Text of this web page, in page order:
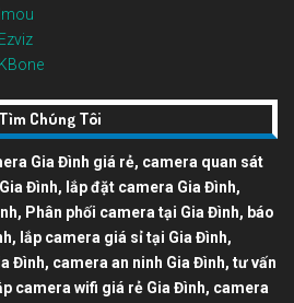
Tìm Chúng Tôi
Gia Đình giá rẻ, camera quan sát
Đình, lắp đặt camera Gia Đình,
Phân phối camera tại Gia Đình, báo
lắp camera giá sỉ tại Gia Đình,
Đình, camera an ninh Gia Đình, tư vấn
camera wifi giá rẻ Gia Đình, camera